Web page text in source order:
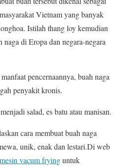
Vietnam yang banyak
Istilah thang loy kemudian
di Eropa dan negara-negara
pencernaannya, buah naga
penyakit kronis.
salad, es batu atau manisan.
cara membuat buah naga
unik, enak dan lestari.Di web
mesin vacum fryinguntuk